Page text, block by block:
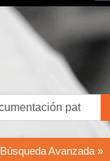
Búsqueda Avanzada »